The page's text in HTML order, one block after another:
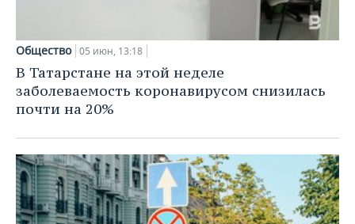
Общество 05 июн, 13:18
В Татарстане на этой неделе
заболеваемость коронавирусом снизилась
почти на 20%